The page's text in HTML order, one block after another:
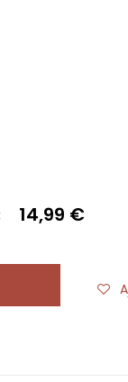
14,99 €